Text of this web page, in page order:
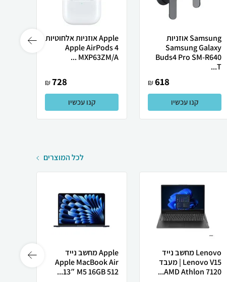
Samsung אוזניות
Samsung Galaxy
Buds4 Pro SM-R640
T...
618
₪
קנו עכשיו
Apple אוזניות ‏אלחוטיות
Apple AirPods 4
MXP63ZM/A ...
728
₪
קנו עכשיו
לכל המוצרים
Lenovo מחשב נייד
Lenovo V15 | מעבד
AMD Athlon 7120...
Apple מחשב נייד
Apple MacBook Air
13″ M5 ‎16GB 512...